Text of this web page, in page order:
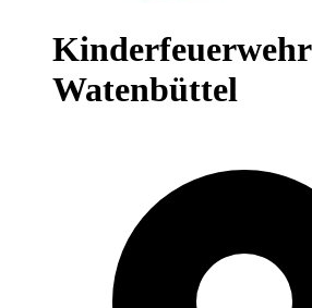
Kinderfeuerwehr
Watenbüttel